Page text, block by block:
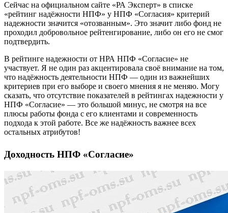
Сейчас на официальном сайте «РА Эксперт» в списке
«рейтинг надёжности НПФ» у НПФ «Согласия» критерий
надежности значится «отозванным». Это значит либо фонд не
проходил добровольное рейтенгирование, либо он его не смог
подтвердить.
В рейтинге надежности от НРА НПФ «Согласие» не
участвует. Я не один раз акцентировала своё внимание на том,
что надёжность деятельности НПФ — один из важнейших
критериев при его выборе и своего мнения я не меняю. Могу
сказать, что отсутствие показателей в рейтингах надежности у
НПФ «Согласие» — это большой минус, не смотря на все
плюсы работы фонда с его клиентами и современность
подхода к этой работе. Все же надёжность важнее всех
остальных атрибутов!
Доходность НПФ «Согласие»